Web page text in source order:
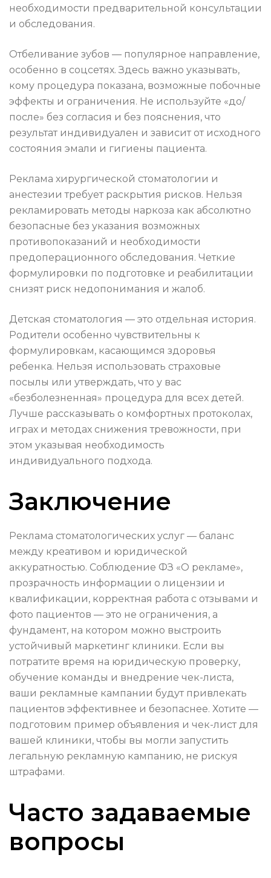
необходимости предварительной консультации
и обследования.
Отбеливание зубов — популярное направление,
особенно в соцсетях. Здесь важно указывать,
кому процедура показана, возможные побочные
эффекты и ограничения. Не используйте «до/
после» без согласия и без пояснения, что
результат индивидуален и зависит от исходного
состояния эмали и гигиены пациента.
Реклама хирургической стоматологии и
анестезии требует раскрытия рисков. Нельзя
рекламировать методы наркоза как абсолютно
безопасные без указания возможных
противопоказаний и необходимости
предоперационного обследования. Четкие
формулировки по подготовке и реабилитации
снизят риск недопонимания и жалоб.
Детская стоматология — это отдельная история.
Родители особенно чувствительны к
формулировкам, касающимся здоровья
ребенка. Нельзя использовать страховые
посылы или утверждать, что у вас
«безболезненная» процедура для всех детей.
Лучше рассказывать о комфортных протоколах,
играх и методах снижения тревожности, при
этом указывая необходимость
индивидуального подхода.
Заключение
Реклама стоматологических услуг — баланс
между креативом и юридической
аккуратностью. Соблюдение ФЗ «О рекламе»,
прозрачность информации о лицензии и
квалификации, корректная работа с отзывами и
фото пациентов — это не ограничения, а
фундамент, на котором можно выстроить
устойчивый маркетинг клиники. Если вы
потратите время на юридическую проверку,
обучение команды и внедрение чек-листа,
ваши рекламные кампании будут привлекать
пациентов эффективнее и безопаснее. Хотите —
подготовим пример объявления и чек-лист для
вашей клиники, чтобы вы могли запустить
легальную рекламную кампанию, не рискуя
штрафами.
Часто задаваемые
вопросы